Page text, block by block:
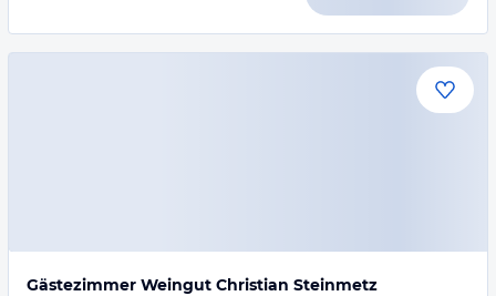
Gästezimmer Weingut Christian Steinmetz